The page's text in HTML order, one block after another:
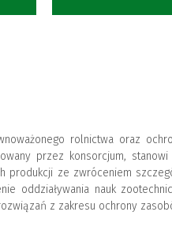
rolnictwa oraz
przez konsorcjum,
produkcji ze zwróceniem
oddziaływania nauk
z zakresu ochrony